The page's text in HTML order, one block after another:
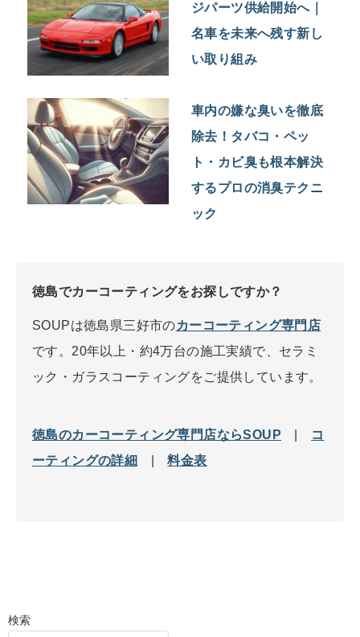
ジパーツ供給開始へ｜
名車を未来へ残す新し
い取り組み
車内の嫌な臭いを徹底
除去！タバコ・ペッ
ト・カビ臭も根本解決
するプロの消臭テクニ
ック
徳島でカーコーティングをお探しですか？
SOUPは徳島県三好市のカーコーティング専門店
です。20年以上・約4万台の施工実績で、セラミ
ック・ガラスコーティングをご提供しています。
徳島のカーコーティング専門店ならSOUP
コ
ーティングの詳細
|料金表
検索